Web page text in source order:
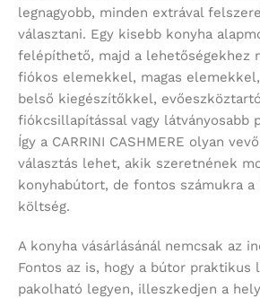
legnagyobb, minden extrával
választani. Egy kisebb konyha
felépíthető, majd a lehetőségekhez
fiókos elemekkel, magas
belső kiegészítőkkel,
fiókcsillapítással vagy látványosabb
Így a CARRINI CASHMERE olyan
választás lehet, akik szeretnének
konyhabútort, de fontos számukra
költség.
A konyha vásárlásánál nemcsak az
Fontos az is, hogy a bútor praktikus
pakolható legyen, illeszkedjen a